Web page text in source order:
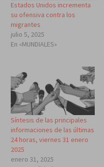
Estados Unidos incrementa
su ofensiva contra los
migrantes
julio 5, 2025
En «MUNDIALES»
Síntesis de las principales
informaciones de las últimas
24 horas, viernes 31 enero
2025
enero 31, 2025